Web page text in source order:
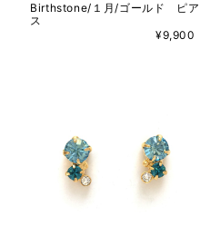
Birthstone/１月/ゴールド ピア
ス
¥9,900